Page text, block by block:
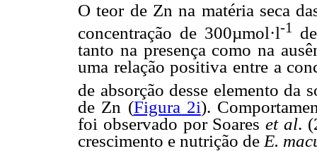
O teor de Zn na matéria seca
concentração de 300µmol·l-1
tanto na presença como na
uma relação positiva entre a
de absorção desse elemento da
de Zn (Figura 2i).
foi observado por Soareset al.
crescimento e nutrição de E.